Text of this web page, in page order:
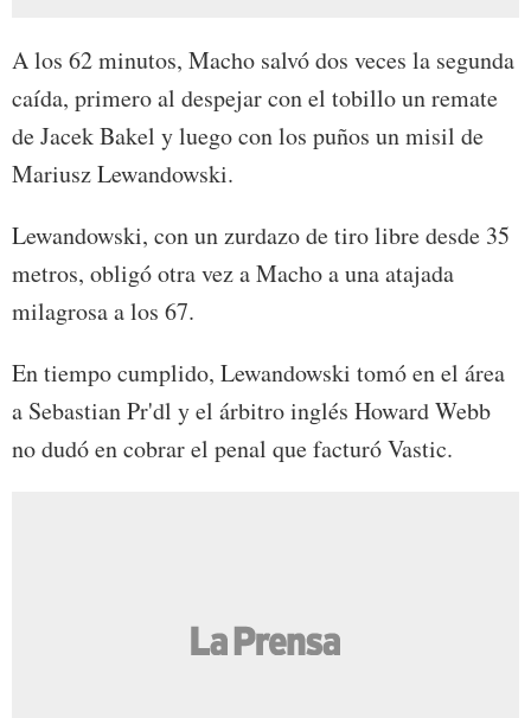
A los 62 minutos, Macho salvó dos veces la segunda
caída, primero al despejar con el tobillo un remate
de Jacek Bakel y luego con los puños un misil de
Mariusz Lewandowski.
Lewandowski, con un zurdazo de tiro libre desde 35
metros, obligó otra vez a Macho a una atajada
milagrosa a los 67.
En tiempo cumplido, Lewandowski tomó en el área
a Sebastian Pr'dl y el árbitro inglés Howard Webb
no dudó en cobrar el penal que facturó Vastic.